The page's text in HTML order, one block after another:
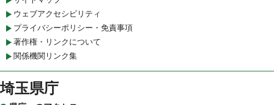
ウェブアクセシビリティ
プライバシーポリシー・免責事項
著作権・リンクについて
関係機関リンク集
埼玉県庁